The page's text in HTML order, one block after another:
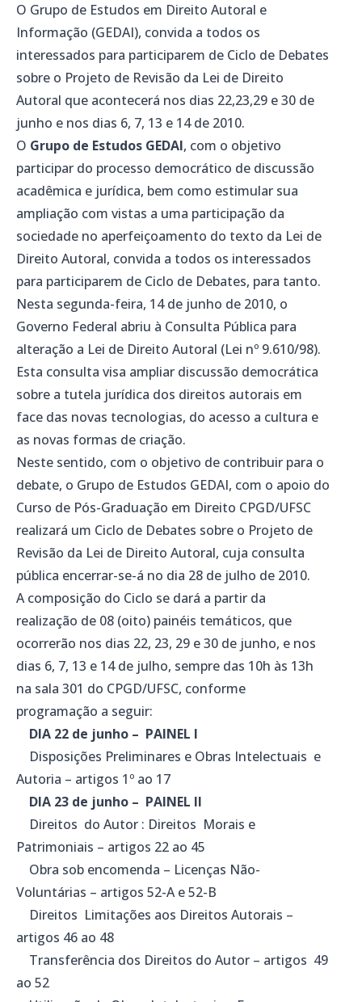
O Grupo de Estudos em Direito Autoral e
Informação (GEDAI), convida a todos os
interessados para participarem de Ciclo de Debates
sobre o Projeto de Revisão da Lei de Direito
Autoral que acontecerá nos dias 22,23,29 e 30 de
junho e nos dias 6, 7, 13 e 14 de 2010.
O Grupo de Estudos GEDAI, com o objetivo
participar do processo democrático de discussão
acadêmica e jurídica, bem como estimular sua
ampliação com vistas a uma participação da
sociedade no aperfeiçoamento do texto da Lei de
Direito Autoral, convida a todos os interessados
para participarem de Ciclo de Debates, para tanto.
Nesta segunda-feira, 14 de junho de 2010, o
Governo Federal abriu à Consulta Pública para
alteração a Lei de Direito Autoral (Lei nº 9.610/98).
Esta consulta visa ampliar discussão democrática
sobre a tutela jurídica dos direitos autorais em
face das novas tecnologias, do acesso a cultura e
as novas formas de criação.
Neste sentido, com o objetivo de contribuir para o
debate, o Grupo de Estudos GEDAI, com o apoio do
Curso de Pós-Graduação em Direito CPGD/UFSC
realizará um Ciclo de Debates sobre o Projeto de
Revisão da Lei de Direito Autoral, cuja consulta
pública encerrar-se-á no dia 28 de julho de 2010.
A composição do Ciclo se dará a partir da
realização de 08 (oito) painéis temáticos, que
ocorrerão nos dias 22, 23, 29 e 30 de junho, e nos
dias 6, 7, 13 e 14 de julho, sempre das 10h às 13h
na sala 301 do CPGD/UFSC, conforme
programação a seguir:
DIA 22 de junho – PAINEL I
Disposições Preliminares e Obras Intelectuais e
Autoria – artigos 1º ao 17
DIA 23 de junho – PAINEL II
Direitos do Autor : Direitos Morais e
Patrimoniais – artigos 22 ao 45
Obra sob encomenda – Licenças Não-
Voluntárias – artigos 52-A e 52-B
Direitos Limitações aos Direitos Autorais –
artigos 46 ao 48
Transferência dos Direitos do Autor – artigos 49
ao 52